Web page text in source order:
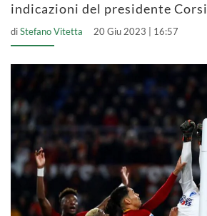
indicazioni del presidente Corsi
diStefano Vitetta 20 Giu 2023 | 16:57